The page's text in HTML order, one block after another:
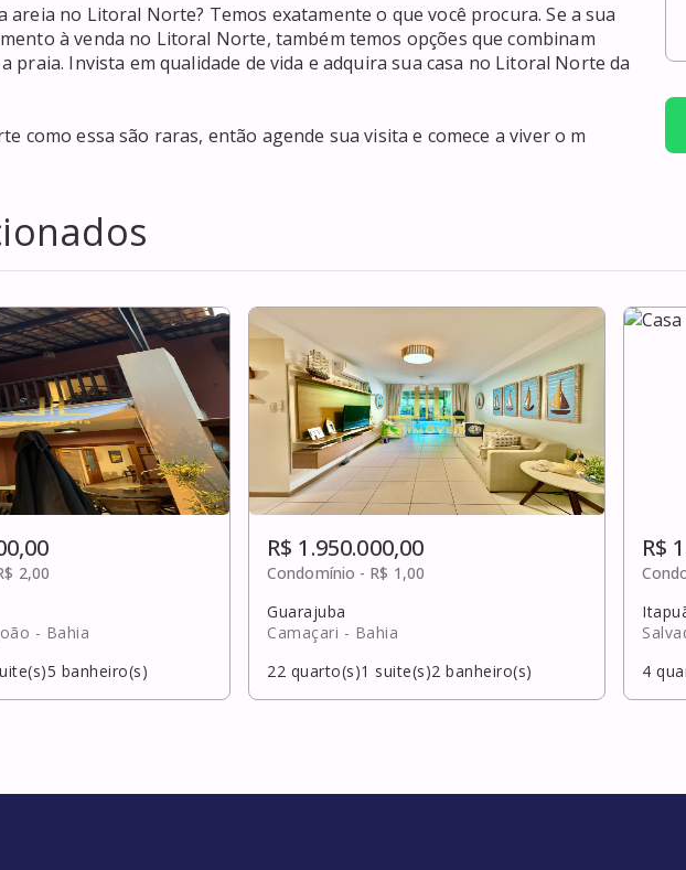
areia no Litoral Norte? Temos exatamente o que você procura. Se a sua
à venda no Litoral Norte, também temos opções que combinam
praia. Invista em qualidade de vida e adquira sua casa no Litoral Norte da
como essa são raras, então agende sua visita e comece a viver o m
2,00
- Bahia
5 banheiro(s)
R$ 1.950.000,00
Condomínio - R$ 1,00
Guarajuba
Camaçari - Bahia
22 quarto(s)1 suite(s)2 banheiro(s)
R$
4